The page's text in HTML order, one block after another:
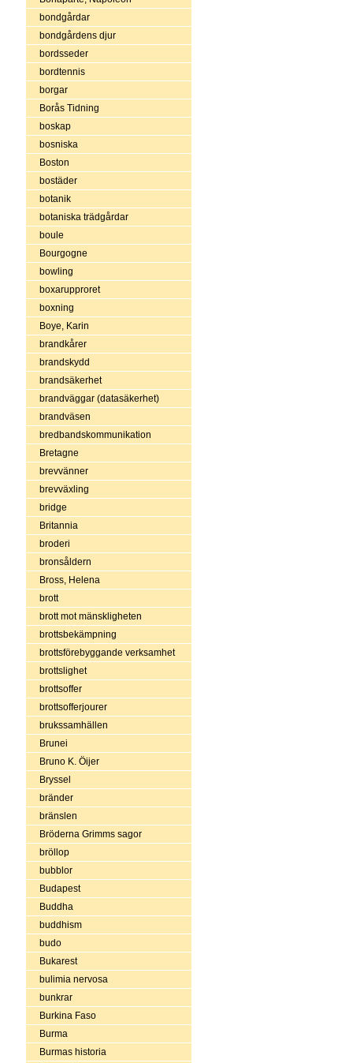
bondgårdar
bondgårdens djur
bordsseder
bordtennis
borgar
Borås Tidning
boskap
bosniska
Boston
bostäder
botanik
botaniska trädgårdar
boule
Bourgogne
bowling
boxarupproret
boxning
Boye, Karin
brandkårer
brandskydd
brandsäkerhet
brandväggar (datasäkerhet)
brandväsen
bredbandskommunikation
Bretagne
brevvänner
brevväxling
bridge
Britannia
broderi
bronsåldern
Bross, Helena
brott
brott mot mänskligheten
brottsbekämpning
brottsförebyggande verksamhet
brottslighet
brottsoffer
brottsofferjourer
brukssamhällen
Brunei
Bruno K. Öijer
Bryssel
bränder
bränslen
Bröderna Grimms sagor
bröllop
bubblor
Budapest
Buddha
buddhism
budo
Bukarest
bulimia nervosa
bunkrar
Burkina Faso
Burma
Burmas historia